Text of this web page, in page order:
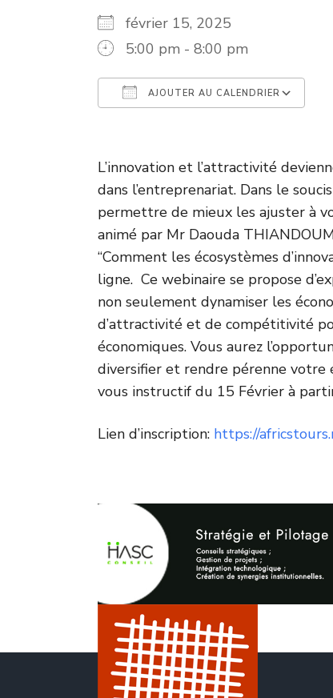
février 15, 2025
5:00 pm - 8:00 pm
AJOUTER AU CALENDRIER
L’innovation et l’attractivité
dans l’entreprenariat. Dans le
permettre de mieux les ajuster à
animé par Mr Daouda
“Comment les écosystèmes
ligne. Ce webinaire se propose
non seulement dynamiser les
d’attractivité et de compétitivité
économiques. Vous aurez
diversifier et rendre pérenne votre
vous instructif du 15 Février à
Lien d’inscription: https://